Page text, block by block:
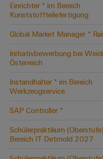
Modifizierte
und
bestückte
Kundenspezifische
Einrichter * im Bereich
Kunststoffteilefertigung
Global Market Manager *
Initiativbewerbung bei
Österreich
Instandhalter * im Bereich
Werkzeugservice
SAP Controller *
Schülerpraktikum
Bereich IT Detmold 2027